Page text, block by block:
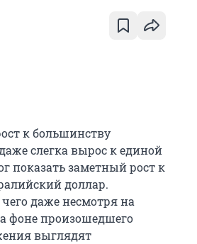
к большинству
слегка вырос к единой
показать заметный рост к
доллар.
даже несмотря на
фоне произошедшего
выглядят